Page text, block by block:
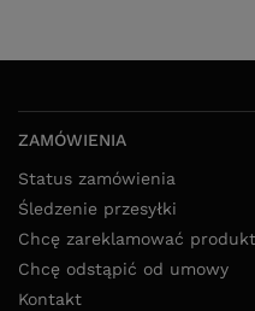
ZAMÓWIENIA
Status zamówienia
Śledzenie przesyłki
Chcę zareklamować produkt
Chcę odstąpić od umowy
Kontakt